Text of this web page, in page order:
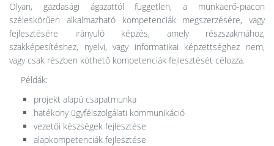
Olyan, gazdasági ágazattól független, a munkaerő-piacon
széleskörűen alkalmazható kompetenciák megszerzésére, vagy
fejlesztésére irányuló képzés, amely részszakmához,
szakképesítéshez, nyelvi, vagy informatikai képzettséghez nem,
vagy csak részben köthető kompetenciák fejlesztését célozza.
Példák:
projekt alapú csapatmunka
hatékony ügyfélszolgálati kommunikáció
vezetői készségek fejlesztése
alapkompetenciák fejlesztése